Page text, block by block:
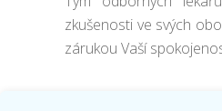
zkušenosti ve svých
zárukou Vaší